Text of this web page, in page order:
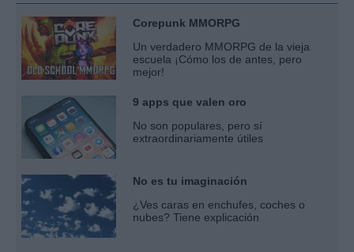
Corepunk MMORPG
Un verdadero MMORPG de la vieja
escuela ¡Cómo los de antes, pero
mejor!
9 apps que valen oro
No son populares, pero sí
extraordinariamente útiles
No es tu imaginación
¿Ves caras en enchufes, coches o
nubes? Tiene explicación